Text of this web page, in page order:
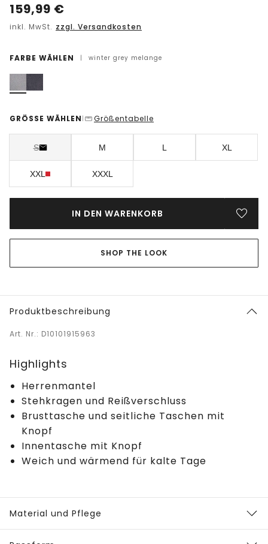
159,99 €
inkl. MwSt. zzgl. Versandkosten
FARBE WÄHLEN | winter grey melange
GRÖSSE WÄHLEN | Größentabelle
S M L XL
XXL XXXL
IN DEN WARENKORB
SHOP THE LOOK
Produktbeschreibung
Art. Nr.: D10101915963
Highlights
Herrenmantel
Stehkragen und Reißverschluss
Brusttasche und seitliche Taschen mit
Knopf
Innentasche mit Knopf
Weich und wärmend für kalte Tage
Material und Pflege